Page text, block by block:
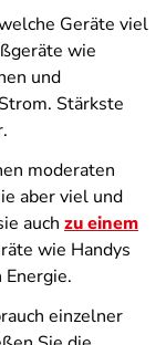
Geräte viel
wie
und
Stärkste
moderaten
aber viel und
auch zu einem
wie Handys
einzelner